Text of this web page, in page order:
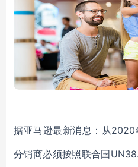
据亚马逊最新消息：从2020
分销商必须按照联合国